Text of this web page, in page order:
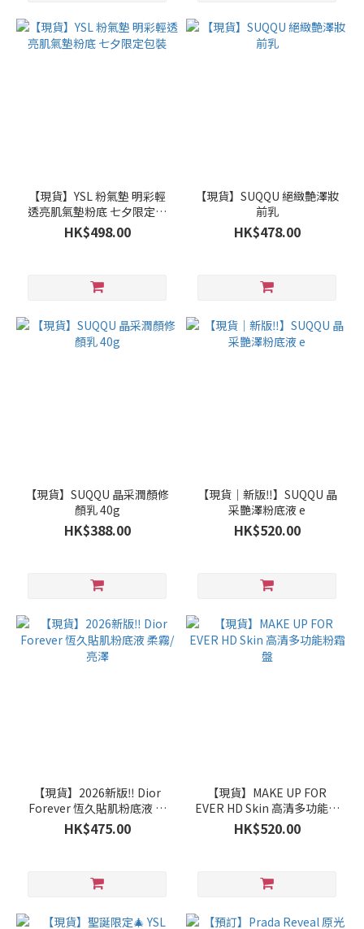
【現貨】YSL 粉氣墊 明彩輕
透亮肌氣墊粉底 七夕限定包
裝
HK$498.00
【現貨】SUQQU 絕緻艶澤妝
前乳
HK$478.00
【現貨】SUQQU 晶采潤顏修
顏乳 40g
HK$388.00
【現貨｜新版‼️】SUQQU 晶
采艷澤粉底液 e
HK$520.00
【現貨】2026新版‼️ Dior
Forever 恆久貼肌粉底液 柔
霧/亮澤
HK$475.00
【現貨】MAKE UP FOR
EVER HD Skin 高清多功能粉
霜盤
HK$520.00